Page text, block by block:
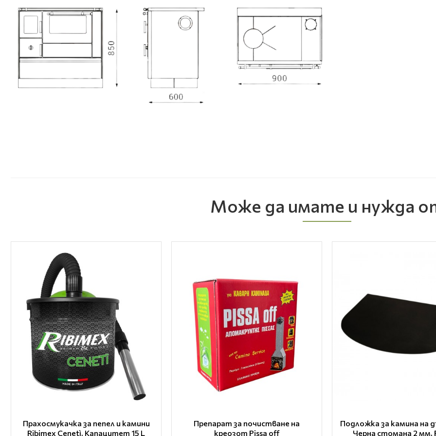
Може да имате и нужда
Прахосмукачка за пепел и камини
Ribimex Cenetì, Капацитет 15 L
Препарат за почистване на
креозот Pissa off
Подложка за камина на
Черна стомана 2 мм,